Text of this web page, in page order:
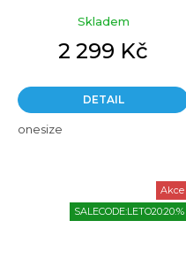
Skladem
2 299 Kč
DETAIL
onesize
Akce
SALECODE:LETO20:20:%